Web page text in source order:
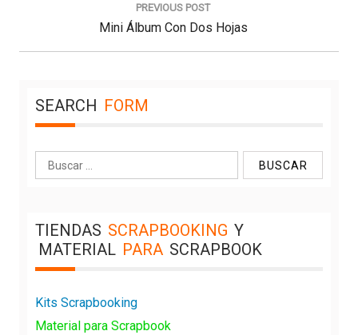
PREVIOUS POST
Previous
Post:
Mini Álbum Con Dos Hojas
SEARCH FORM
Buscar:
TIENDAS SCRAPBOOKING Y
MATERIAL PARA SCRAPBOOK
Kits Scrapbooking
Material para Scrapbook